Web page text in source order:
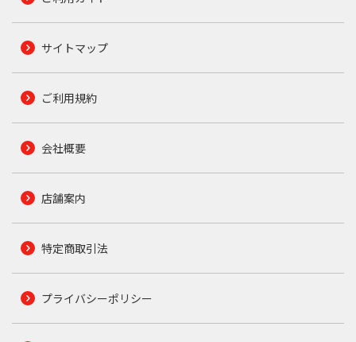
サイトマップ
ご利用規約
会社概要
店舗案内
特定商取引法
プライバシーポリシー